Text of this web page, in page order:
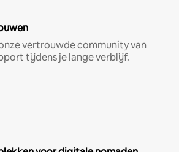
vertrouwde community van
tijdens je lange verblijf.